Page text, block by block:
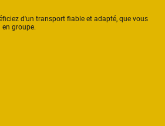
d'un transport fiable et adapté, que vous
groupe.